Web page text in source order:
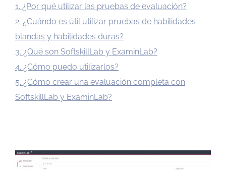
1. ¿Por qué utilizar las pruebas de evaluación?
2. ¿Cuándo es útil utilizar pruebas de habilidades
blandas y habilidades duras?
3. ¿Qué son SoftskillLab y ExaminLab?
4. ¿Cómo puedo utilizarlos?
5. ¿Cómo crear una evaluación completa con
SoftskillLab y ExaminLab?